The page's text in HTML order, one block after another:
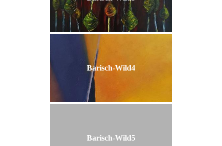
Barisch-Wild4
Barisch-Wild5